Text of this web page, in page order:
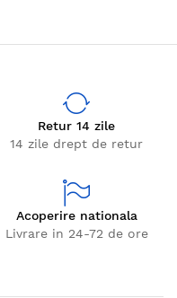
Retur 14 zile
14 zile drept de retur
Acoperire nationala
Livrare in 24-72 de ore